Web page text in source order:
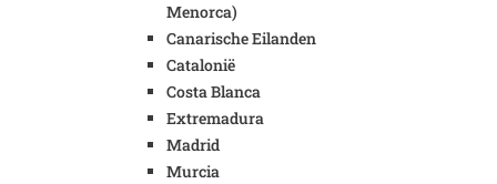
Menorca)
Canarische Eilanden
Catalonië
Costa Blanca
Extremadura
Madrid
Murcia